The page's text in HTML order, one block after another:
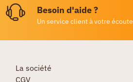
Besoin d'aide ?
Un service client à votre écoute
La société
CGV